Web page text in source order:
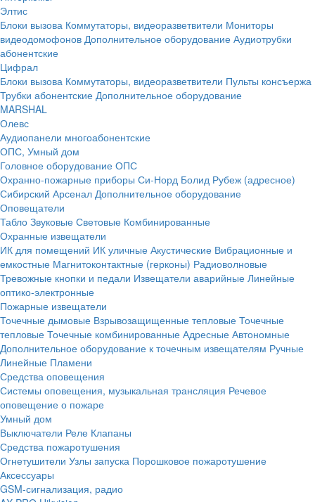
Элтис
Блоки вызова Коммутаторы, видеоразветвители Мониторы
видеодомофонов Дополнительное оборудование Аудиотрубки
абонентские
Цифрал
Блоки вызова Коммутаторы, видеоразветвители Пульты консъержа
Трубки абонентские Дополнительное оборудование
MARSHAL
Олевс
Аудиопанели многоабонентские
ОПС, Умный дом
Головное оборудование ОПС
Охранно-пожарные приборы Си-Норд Болид Рубеж (адресное)
Сибирский Арсенал Дополнительное оборудование
Оповещатели
Табло Звуковые Световые Комбинированные
Охранные извещатели
ИК для помещений ИК уличные Акустические Вибрационные и
емкостные Магнитоконтактные (герконы) Радиоволновые
Тревожные кнопки и педали Извещатели аварийные Линейные
оптико-электронные
Пожарные извещатели
Точечные дымовые Взрывозащищенные тепловые Точечные
тепловые Точечные комбинированные Адресные Автономные
Дополнительное оборудование к точечным извещателям Ручные
Линейные Пламени
Средства оповещения
Системы оповещения, музыкальная трансляция Речевое
оповещение о пожаре
Умный дом
Выключатели Реле Клапаны
Средства пожаротушения
Огнетушители Узлы запуска Порошковое пожаротушение
Аксессуары
GSM-сигнализация, радио